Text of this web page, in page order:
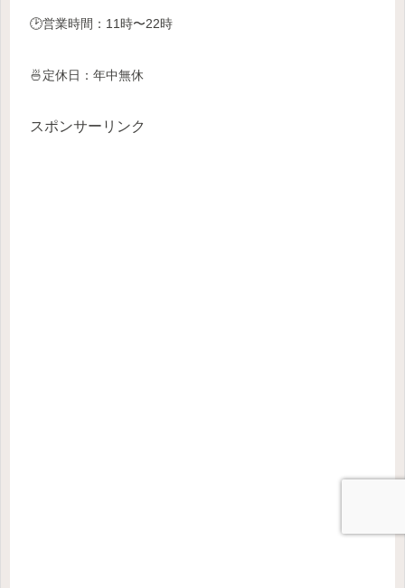
🕑営業時間：11時〜22時
🍜定休日：年中無休
スポンサーリンク